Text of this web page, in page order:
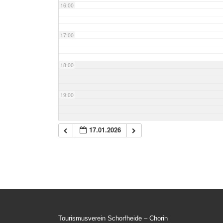
16:00
17:00
18:00
19:00
20:00
23:00
17.01.2026
Tourismusverein Schorfheide – Chorin